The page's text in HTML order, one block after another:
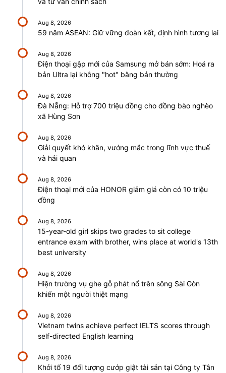
Aug 8, 2026
59 năm ASEAN: Giữ vững đoàn kết, định hình tương lai
Aug 8, 2026
Điện thoại gập mới của Samsung mở bán sớm: Hoá ra
bản Ultra lại không "hot" bằng bản thường
Aug 8, 2026
Đà Nẵng: Hỗ trợ 700 triệu đồng cho đồng bào nghèo
xã Hùng Sơn
Aug 8, 2026
Giải quyết khó khăn, vướng mắc trong lĩnh vực thuế
và hải quan
Aug 8, 2026
Điện thoại mới của HONOR giảm giá còn có 10 triệu
đồng
Aug 8, 2026
15-year-old girl skips two grades to sit college
entrance exam with brother, wins place at world's 13th
best university
Aug 8, 2026
Hiện trường vụ ghe gỗ phát nổ trên sông Sài Gòn
khiến một người thiệt mạng
Aug 8, 2026
Vietnam twins achieve perfect IELTS scores through
self-directed English learning
Aug 8, 2026
Khởi tố 19 đối tượng cướp giật tài sản tại Công ty Tân